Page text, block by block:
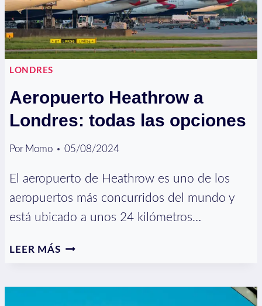
LONDRES
Aeropuerto Heathrow a
Londres: todas las opciones
Por Momo 05/08/2024
El aeropuerto de Heathrow es uno de los
aeropuertos más concurridos del mundo y
está ubicado a unos 24 kilómetros…
LEER MÁSAEROPUERTO